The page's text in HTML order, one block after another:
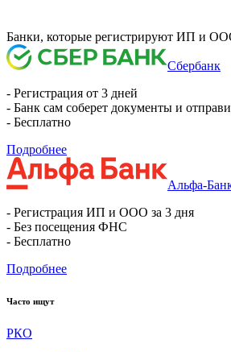
Банки, которые регистрируют ИП и
Сбербанк
- Регистрация от 3 дней
- Банк сам соберет документы и
- Бесплатно
Подробнее
Альфа-
- Регистрация ИП и ООО за 3 дня
- Без посещения ФНС
- Бесплатно
Подробнее
Часто ищут
РКО